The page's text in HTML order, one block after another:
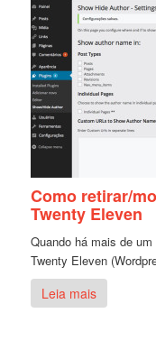
Como retirar/
Twenty Eleven
Quando há mais de
Twenty Eleven
Leia mais